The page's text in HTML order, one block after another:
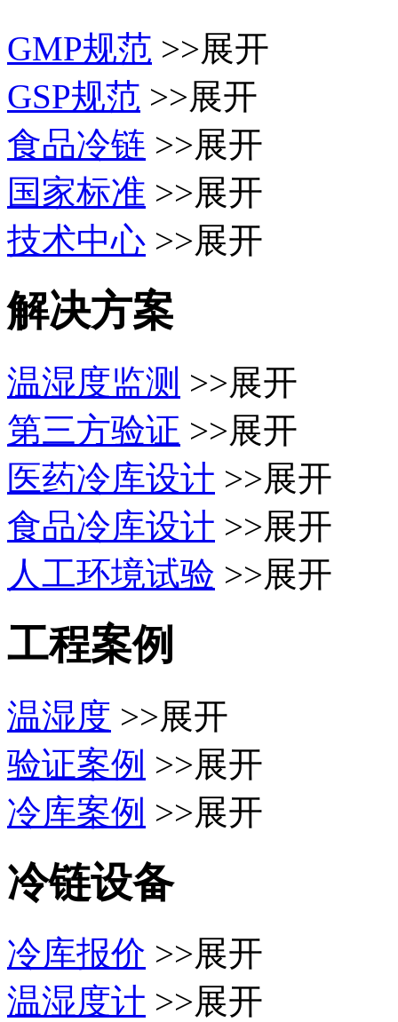
GMP规范 >>展开
GSP规范 >>展开
食品冷链 >>展开
国家标准 >>展开
技术中心 >>展开
解决方案
温湿度监测 >>展开
第三方验证 >>展开
医药冷库设计 >>展开
食品冷库设计 >>展开
人工环境试验 >>展开
工程案例
温湿度 >>展开
验证案例 >>展开
冷库案例 >>展开
冷链设备
冷库报价 >>展开
温湿度计 >>展开